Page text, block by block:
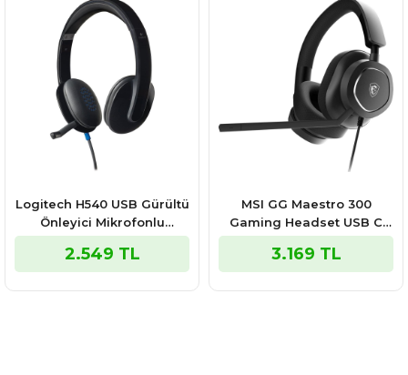
Logitech H540 USB Gürültü
Önleyici Mikrofonlu
Kablolu Kulaklık (981-
000480)
2.549 TL
MSI GG Maestro 300
Gaming Headset USB C
Kulaküstü Kulaklık
3.169 TL